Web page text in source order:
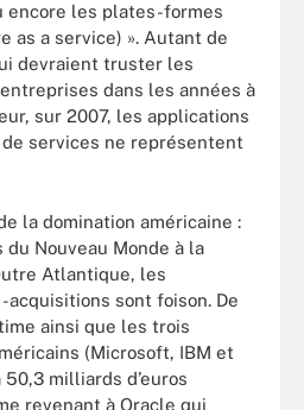
encore les plates-formes
as a service) ». Autant de
devraient truster les
dans les années à
sur 2007, les applications
services ne représentent
la domination américaine :
Nouveau Monde à la
Atlantique, les
sont foison. De
ainsi que les trois
(Microsoft, IBM et
milliards d’euros
revenant à Oracle qui